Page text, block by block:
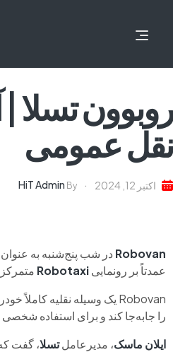
روبوون تسلا
نقل عمومی
اکتبر 12, 2024 By
HiT Admin
Robovan در شب پنج‌شنبه به عنوان
عمدتاً بر رونماییRobotaxi
را جابه‌جا کند و برای استفاده
ایلان ماسک، مدیرعاملتسلا، گفت